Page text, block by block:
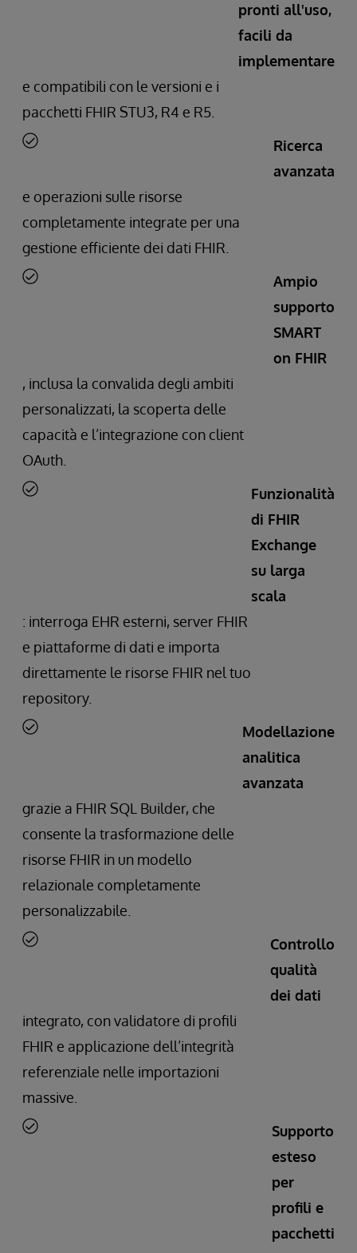
pronti all'uso,
facili da
implementare
e compatibili con le versioni e i
pacchetti FHIR STU3, R4 e R5.
Ricerca
avanzata
e operazioni sulle risorse
completamente integrate per una
gestione efficiente dei dati FHIR.
Ampio
supporto
SMART
on FHIR
, inclusa la convalida degli ambiti
personalizzati, la scoperta delle
capacità e l’integrazione con client
OAuth.
Funzionalità
di FHIR
Exchange
su larga
scala
: interroga EHR esterni, server FHIR
e piattaforme di dati e importa
direttamente le risorse FHIR nel tuo
repository.
Modellazione
analitica
avanzata
grazie a FHIR SQL Builder, che
consente la trasformazione delle
risorse FHIR in un modello
relazionale completamente
personalizzabile.
Controllo
qualità
dei dati
integrato, con validatore di profili
FHIR e applicazione dell’integrità
referenziale nelle importazioni
massive.
Supporto
esteso
per
profili e
pacchetti